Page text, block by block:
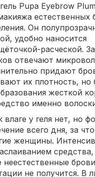
Pupa Eyebrow
естественных
Он
удобно наносится
расческой.
отвечают
придают
их плотность, но
жесткой
именно
влаге у геля нет, но
всего дня, за
женщины.
неестественные
не получится. В